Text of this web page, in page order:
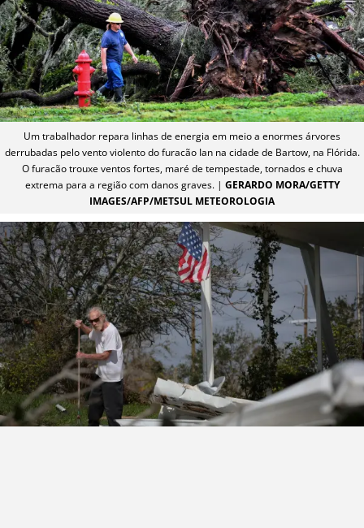
Um trabalhador repara linhas de energia em meio a enormes árvores
derrubadas pelo vento violento do furacão Ian na cidade de Bartow, na Flórida.
O furacão trouxe ventos fortes, maré de tempestade, tornados e chuva
extrema para a região com danos graves. | GERARDO MORA/GETTY
IMAGES/AFP/METSUL METEOROLOGIA